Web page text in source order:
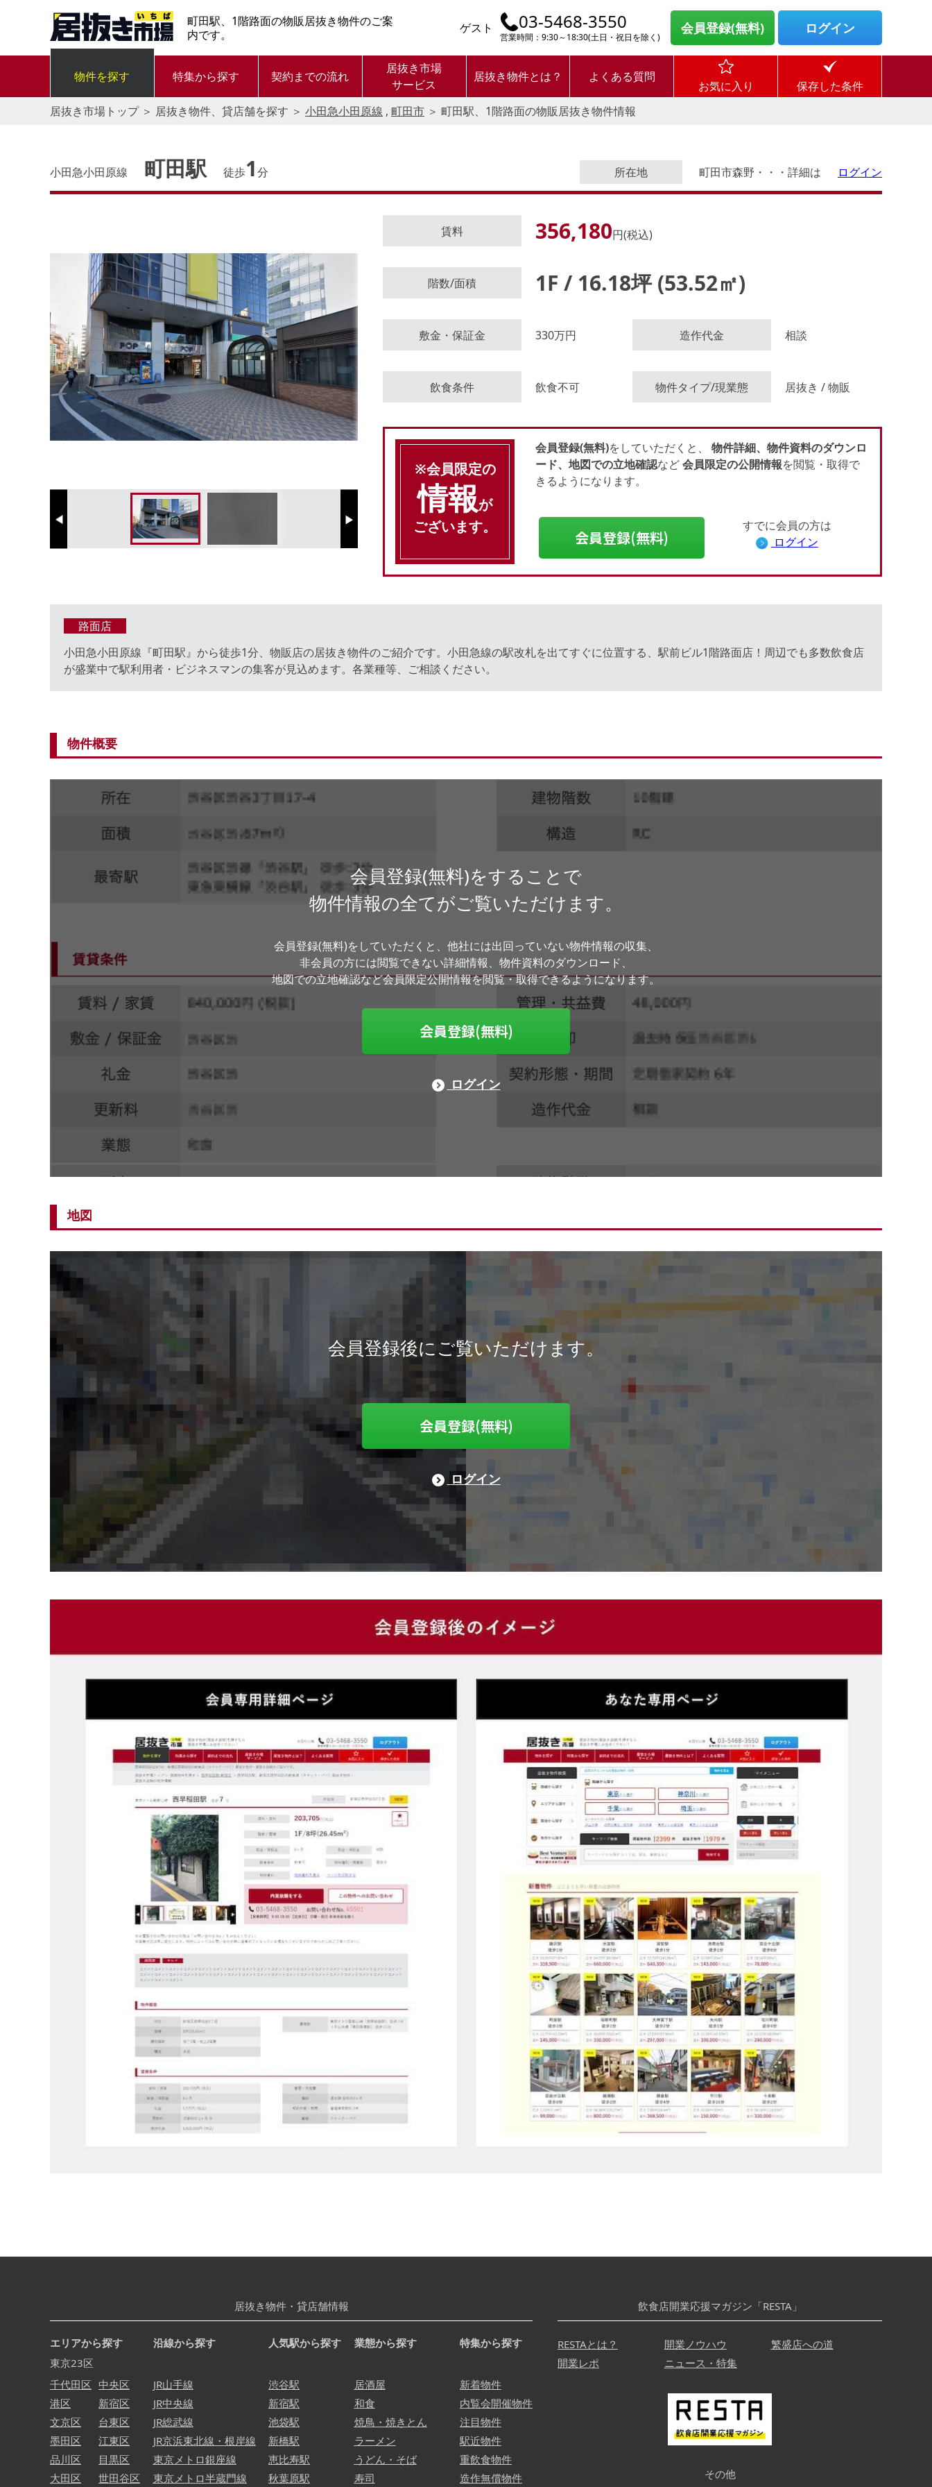
町田駅、1階路面の物販居抜き物件のご案
内です。
ゲスト 03-5468-3550
営業時間：9:30～18:30(土日・祝日を除く)
会員登録(無料) ログイン
物件を探す 特集から探す 契約までの流れ
居抜き市場
サービス
居抜き物件とは？ よくある質問
お気に入り
保存した条件
居抜き市場トップ＞ 居抜き物件、貸店舗を探す ＞ 小田急小田原線 , 町田市 ＞ 町田駅、1階路面の物販居抜き物件情報
小田急小田原線 町田駅 徒歩1分 所在地 町田市森野・・・詳細は ログイン
ログイン後に
物件情報の全てがご覧いただけます。
Previous Next
賃料 356,180円(税込)
階数/面積 1F / 16.18坪 (53.52㎡)
敷金・保証金 330万円 造作代金 相談
飲食条件 飲食不可 物件タイプ/現業態 居抜き / 物販
※会員限定の
情報が
ございます。
会員登録(無料)をしていただくと、物件詳細、物件資料のダウンロ
ード、地図での立地確認など会員限定の公開情報を閲覧・取得で
きるようになります。
会員登録(無料)
すでに会員の方は
ログイン
路面店
小田急小田原線『町田駅』から徒歩1分、物販店の居抜き物件のご紹介です。小田急線の駅改札を出てすぐに位置する、駅前ビル1階路面店！周辺でも多数飲食店
が盛業中で駅利用者・ビジネスマンの集客が見込めます。各業種等、ご相談ください。
物件概要
会員登録(無料)をすることで
物件情報の全てがご覧いただけます。
会員登録(無料)をしていただくと、他社には出回っていない物件情報の収集、
非会員の方には閲覧できない詳細情報、物件資料のダウンロード、
地図での立地確認など会員限定公開情報を閲覧・取得できるようになります。
会員登録(無料)
ログイン
地図
会員登録後にご覧いただけます。
会員登録(無料)
ログイン
居抜き物件・貸店舗情報
エリアから探す
東京23区
千代田区
港区
文京区
墨田区
品川区
大田区
中央区
新宿区
台東区
江東区
目黒区
世田谷区
沿線から探す
JR山手線
JR中央線
JR総武線
JR京浜東北線・根岸線
東京メトロ銀座線
東京メトロ半蔵門線
人気駅から探す
渋谷駅
新宿駅
池袋駅
新橋駅
恵比寿駅
秋葉原駅
業態から探す
居酒屋
和食
焼鳥・焼きとん
ラーメン
うどん・そば
寿司
特集から探す
新着物件
内覧会開催物件
注目物件
駅近物件
重飲食物件
造作無償物件
飲食店開業応援マガジン「RESTA」
RESTAとは？ 開業ノウハウ
繁盛店への道
開業レポ
ニュース・特集
その他